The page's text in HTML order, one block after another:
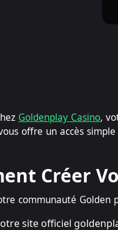
Goldenplay Casino,
offre un accès
Créer
communauté Golden
site officiel